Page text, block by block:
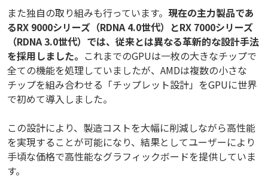
また独自の取り組みも行っています。 現在の主力製品であ
るRX 9000シリーズ（RDNA 4.0世代）とRX 7000シリーズ
（RDNA 3.0世代）では、従来とは異なる革新的な設計手法
を採用しました。 これまでのGPUは一枚の大きなチップで
全ての機能を処理していましたが、AMDは複数の小さな
チップを組み合わせる「チップレット設計」をGPUに世界
で初めて導入しました。
この設計により、製造コストを大幅に削減しながら高性能
を実現することが可能になり、結果としてユーザーにより
手頃な価格で高性能なグラフィックボードを提供していま
す。